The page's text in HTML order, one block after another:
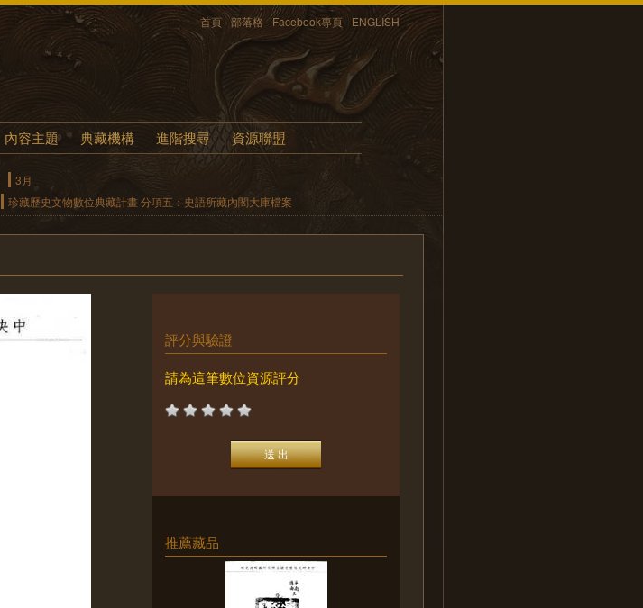
首頁 部落格 Facebook專頁 ENGLISH
內容主題 典藏機構 進階搜尋 資源聯盟
3月
珍藏歷史文物數位典藏計畫 分項五：史語所藏內閣大庫檔案
評分與驗證
請為這筆數位資源評分
推薦藏品